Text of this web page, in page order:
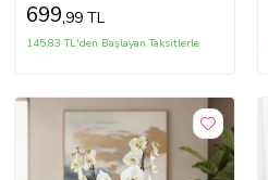
699,99 TL
145,83 TL'den Başlayan Taksitlerle